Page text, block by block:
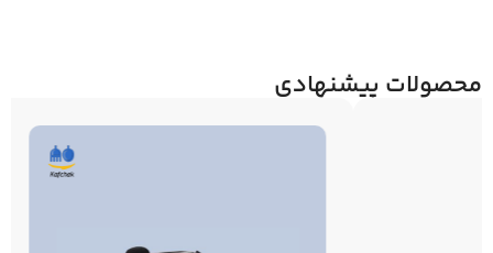
محصولات پیشنهادی